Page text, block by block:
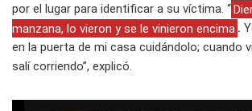
por el lugar para identificar a su víctima. “
manzana, lo vieron y se le vinieron encima .
en la puerta de mi casa cuidándolo; cuando
salí corriendo”, explicó.